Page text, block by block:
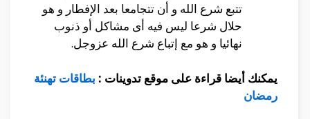
تتبع شرع الله و أن تتجامعا بعد الإفطار و هو
حلال شرعا ليس فيه أى مشاكل أو ذنوب
نهائيا و هو مع إتباع شرع الله عزوجل.
يمكنك أيضا قراءة على موقع تدوينات : بطاقات تهنئة
رمضان